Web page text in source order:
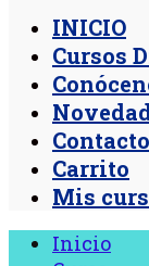
INICIO
Cursos
Contacto
Carrito
Mis
Inicio